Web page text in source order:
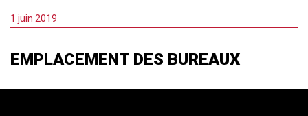
1 juin 2019
EMPLACEMENT DES BUREAUX